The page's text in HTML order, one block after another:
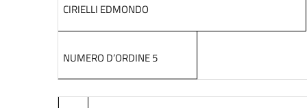
CIRIELLI EDMONDO
NUMERO D’ORDINE 5